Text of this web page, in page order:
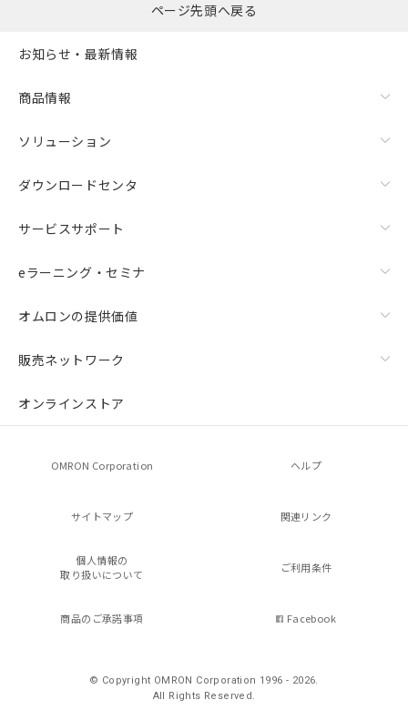
この製品のRoHS/REACH対応状況ページへ
ページ先頭へ戻る
お知らせ・最新情報
商品情報
ソリューション
ダウンロードセンタ
サービスサポート
eラーニング・セミナ
オムロンの提供価値
販売ネットワーク
オンラインストア
OMRON Corporation ヘルプ
サイトマップ 関連リンク
個人情報の
取り扱いについて
ご利用条件
商品のご承諾事項 Facebook
© Copyright OMRON Corporation 1996 - 2026.
All Rights Reserved.